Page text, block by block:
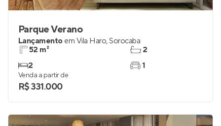
Parque Verano
Lançamento em Vila Haro,Sorocaba
52 m²
2
2
1
Venda a partir de
R$ 331.000